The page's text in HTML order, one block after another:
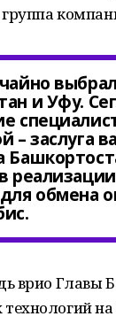
и Уфу.
–
обмена
врио Главы